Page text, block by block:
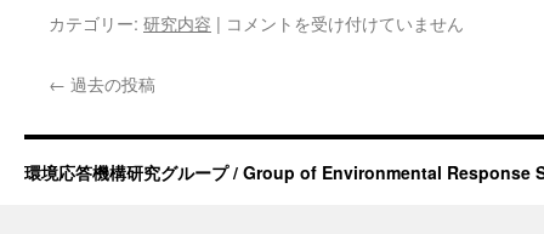
カテゴリー: 研究内容 | デ
型
作
コメントを受け付けていません
← 過去の投稿
環境応答機構研究グループ / Group of Environmental Response